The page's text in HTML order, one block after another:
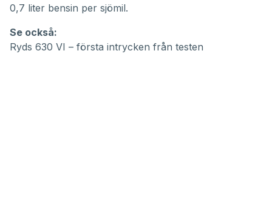
0,7 liter bensin per sjömil.
Se också:
Ryds 630 VI – första intrycken från testen